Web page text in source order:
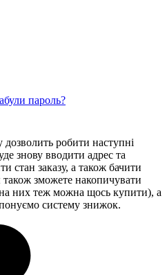
пароль?
дозволить робити наступні
знову вводити адрес та
стан заказу, а також бачити
зможете накопичувати
них теж можна щось купити), а
систему знижок.